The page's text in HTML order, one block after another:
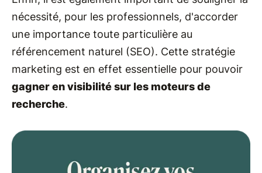
nécessité, pour les professionnels, d'accorder
une importance toute particulière au
référencement naturel (SEO). Cette stratégie
marketing est en effet essentielle pour pouvoir
gagner en visibilité sur les moteurs de
recherche.